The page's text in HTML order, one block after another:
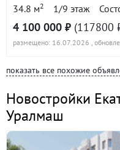
34.8 м2 1/9 этаж
4 100 000 ₽ (117800
размещено: 16.07.2026 ,
показать все похожие
Новостройки
Уралмаш